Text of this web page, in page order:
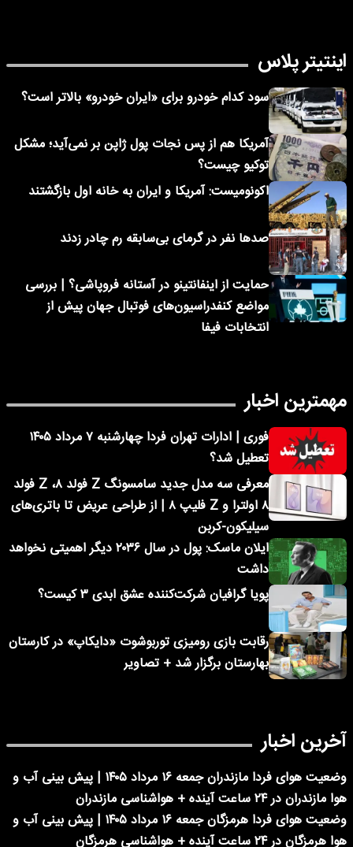
اینتیتر پلاس
سود کدام خودرو برای «ایران خودرو» بالاتر است؟
آمریکا هم از پس نجات پول ژاپن بر نمی‌آید؛ مشکل
توکیو چیست؟
اکونومیست: آمریکا و ایران به خانه اول بازگشتند
صدها نفر در گرمای بی‌سابقه رم چادر زدند
حمایت از اینفانتینو در آستانه فروپاشی؟ | بررسی
مواضع کنفدراسیون‌های فوتبال جهان پیش از
انتخابات فیفا
مهمترین اخبار
فوری | ادارات تهران فردا چهارشنبه ۷ مرداد ۱۴۰۵
تعطیل شد؟
معرفی سه مدل جدید سامسونگ Z فولد ۸، Z فولد
۸ اولترا و Z فلیپ ۸ | از طراحی عریض تا باتری‌های
سیلیکون-کربن
ایلان ماسک: پول در سال ۲۰۳۶ دیگر اهمیتی نخواهد
داشت
پویا گرافیان شرکت‌کننده عشق ابدی ۳ کیست؟
رقابت بازی رومیزی توربوشوت «دایکاپ» در کارستان
بهارستان برگزار شد + تصاویر
آخرین اخبار
وضعیت هوای فردا مازندران جمعه ۱۶ مرداد ۱۴۰۵ | پیش بینی آب و
هوا مازندران در ۲۴ ساعت آینده + هواشناسی مازندران
وضعیت هوای فردا هرمزگان جمعه ۱۶ مرداد ۱۴۰۵ | پیش بینی آب و
هوا هرمزگان در ۲۴ ساعت آینده + هواشناسی هرمزگان